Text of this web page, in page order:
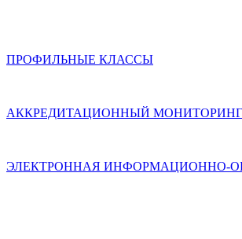
ПРОФИЛЬНЫЕ КЛАССЫ
АККРЕДИТАЦИОННЫЙ МОНИТОРИНГ
ЭЛЕКТРОННАЯ ИНФОРМАЦИОННО-